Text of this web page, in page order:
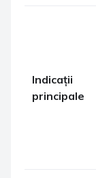
Indicații
principale